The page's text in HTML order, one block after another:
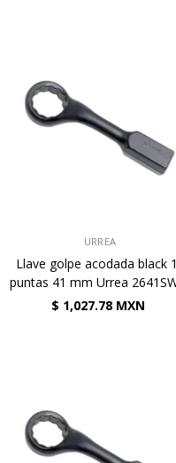
URREA
Llave golpe acodada black
puntas 41 mm Urrea
$ 1,027.78 MXN